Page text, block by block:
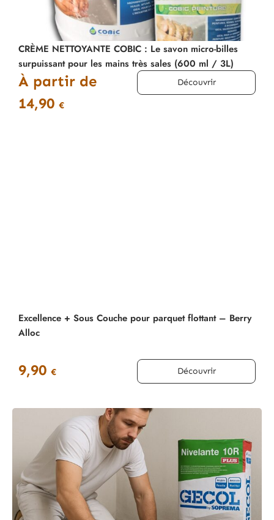
CRÈME NETTOYANTE COBIC : Le savon micro-billes
surpuissant pour les mains très sales (600 ml / 3L)
À partir de
14,90 €
Découvrir
Excellence + Sous Couche pour parquet flottant – Berry
Alloc
9,90 € Découvrir